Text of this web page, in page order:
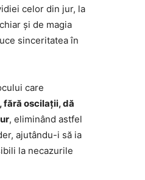
celor din jur, la
și de magia
sinceritatea în
care
fără oscilații, dă
, eliminând astfel
ajutându-i să ia
la necazurile